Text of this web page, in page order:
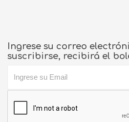
Ingrese su correo
suscribirse, recibirá el